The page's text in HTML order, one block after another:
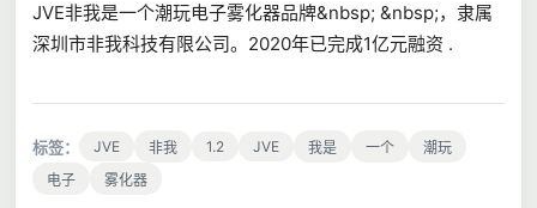
JVE非我是一个潮玩电子雾化器品牌&nbsp; &nbsp;，隶属
深圳市非我科技有限公司。2020年已完成1亿元融资 .
标签： JVE 非我 1.2 JVE 我是 一个
潮玩
电子
雾化器